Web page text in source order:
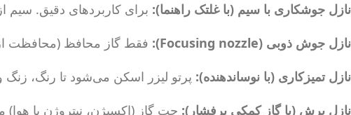
نازل جوشکاری با سیم (با غلتک راهنما): برای کاربردهای دقیق. سیم
نازل جوش ذوبی (Focusing nozzle):
فقط گاز محافظ (محافظت
نازل تمیزکاری (با نوساندهنده): پرتو لیزر اسکن می‌شود تا رنگ، زنگ و روغن
نازل برش (با گاز کمکی پرفشار): جت گاز (اکسیژن، نیتروژن یا